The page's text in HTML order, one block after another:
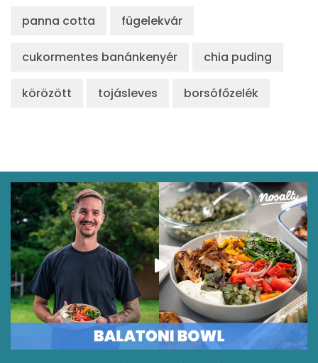
panna cotta fügelekvár
cukormentes banánkenyér chia puding
körözött tojásleves borsófőzelék